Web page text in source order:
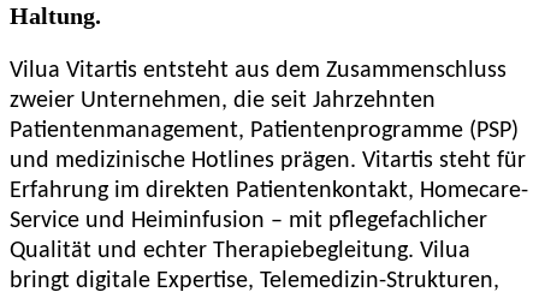
Haltung.
Vilua Vitartis entsteht aus dem Zusammenschluss
zweier Unternehmen, die seit Jahrzehnten
Patientenmanagement, Patientenprogramme (PSP)
und medizinische Hotlines prägen. Vitartis steht für
Erfahrung im direkten Patientenkontakt, Homecare-
Service und Heiminfusion – mit pflegefachlicher
Qualität und echter Therapiebegleitung. Vilua
bringt digitale Expertise, Telemedizin-Strukturen,